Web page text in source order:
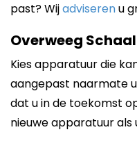
past? Wijadviserenu
Overweeg
Kies apparatuur die
aangepast naarmate
dat u in de toekomst
nieuwe apparatuur